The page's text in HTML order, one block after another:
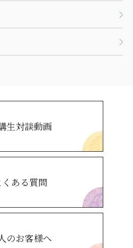
生対談動画
くある質問
のお客様へ